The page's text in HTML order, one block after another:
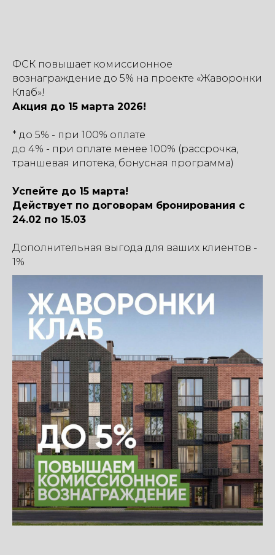
ФСК повышает комиссионное
вознаграждение до 5% на проекте «Жаворонки
Клаб»!
Акция до 15 марта 2026!
* до 5% - при 100% оплате
до 4% - при оплате менее 100% (рассрочка,
траншевая ипотека, бонусная программа)
Успейте до 15 марта!
Действует по договорам бронирования с
24.02 по 15.03
Дополнительная выгода для ваших клиентов -
1%